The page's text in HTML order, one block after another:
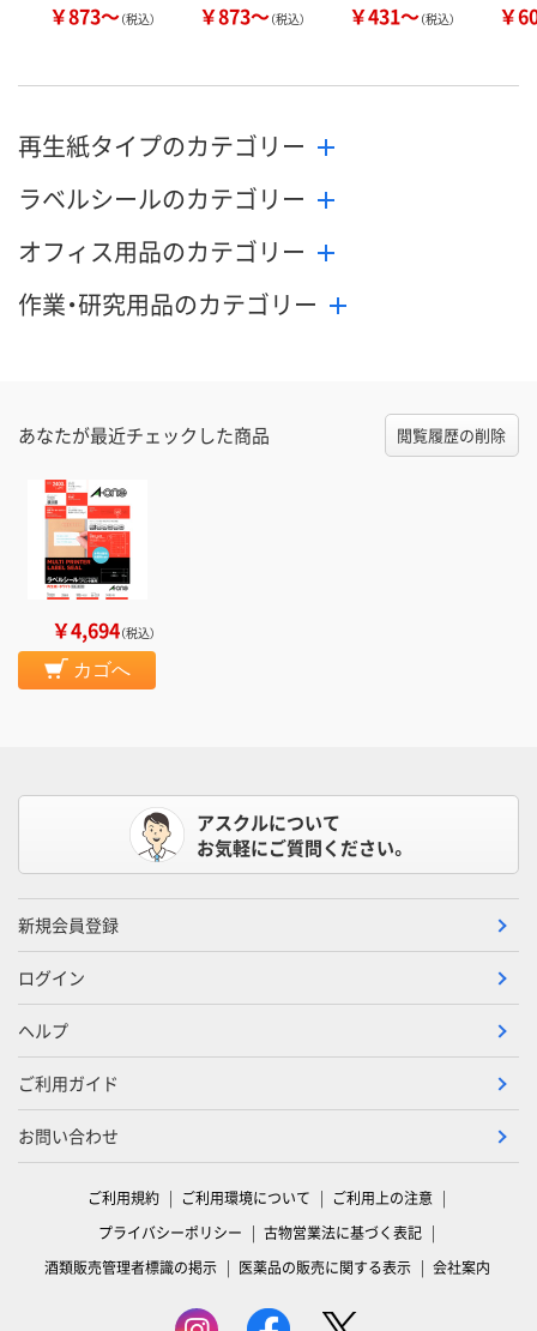
￥873～（税込） ￥873～（税込） ￥431～（税込） ￥
再生紙タイプのカテゴリー
ラベルシールのカテゴリー
オフィス用品のカテゴリー
作業・研究用品のカテゴリー
あなたが最近チェックした商品 閲覧履歴の削除
￥4,694（税込）
カゴへ
アスクルについて
お気軽にご質問ください。
新規会員登録
ログイン
ヘルプ
ご利用ガイド
お問い合わせ
ご利用規約 ご利用環境について
ご利用上の注意
プライバシーポリシー
古物営業法に基づく表記
酒類販売管理者標識の掲示
医薬品の販売に関する表示 会社案内